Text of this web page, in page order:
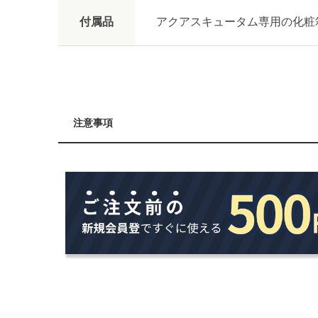
付属品 アクアスキュータム専用の化粧
注意事項